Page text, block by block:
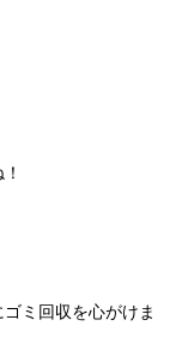
ミ回収を心がけま